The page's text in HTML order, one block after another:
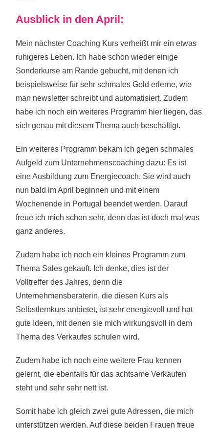
Ausblick in den April:
Mein nächster Coaching Kurs verheißt mir ein etwas
ruhigeres Leben. Ich habe schon wieder einige
Sonderkurse am Rande gebucht, mit denen ich
beispielsweise für sehr schmales Geld erlerne, wie
man newsletter schreibt und automatisiert. Zudem
habe ich noch ein weiteres Programm hier liegen, das
sich genau mit diesem Thema auch beschäftigt.
Ein weiteres Programm bekam ich gegen schmales
Aufgeld zum Unternehmenscoaching dazu: Es ist
eine Ausbildung zum Energiecoach. Sie wird auch
nun bald im April beginnen und mit einem
Wochenende in Portugal beendet werden. Darauf
freue ich mich schon sehr, denn das ist doch mal was
ganz anderes.
Zudem habe ich noch ein kleines Programm zum
Thema Sales gekauft. Ich denke, dies ist der
Volltreffer des Jahres, denn die
Unternehmensberaterin, die diesen Kurs als
Selbstlernkurs anbietet, ist sehr energievoll und hat
gute Ideen, mit denen sie mich wirkungsvoll in dem
Thema des Verkaufes schulen wird.
Zudem habe ich noch eine weitere Frau kennen
gelernt, die ebenfalls für das achtsame Verkaufen
steht und sehr sehr nett ist.
Somit habe ich gleich zwei gute Adressen, die mich
unterstützen werden. Auf diese beiden Frauen freue